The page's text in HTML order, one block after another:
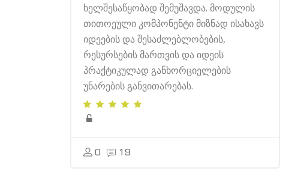
ხელშესაწყობად შემუშავდა. მოდულის
თითოეული კომპონენტი მიზნად ისახავს
იდეების და შესაძლებლობების,
რესურსების მართვის და იდეის
პრაქტიკულად განხორციელების
უნარების განვითარებას.
0 19